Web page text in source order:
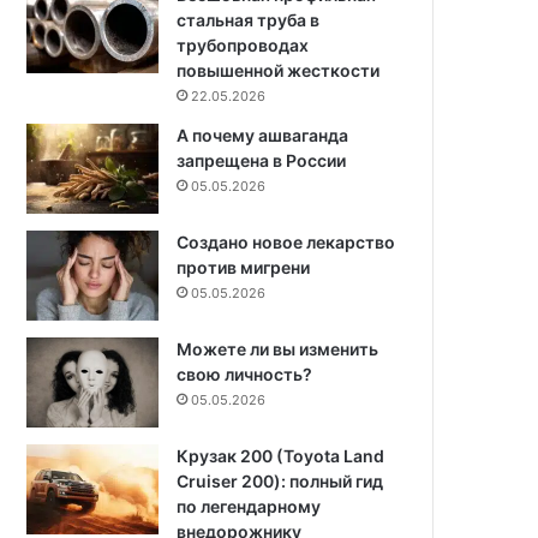
стальная труба в
трубопроводах
повышенной жесткости
22.05.2026
А почему ашваганда
запрещена в России
05.05.2026
Создано новое лекарство
против мигрени
05.05.2026
Можете ли вы изменить
свою личность?
05.05.2026
Крузак 200 (Toyota Land
Cruiser 200): полный гид
по легендарному
внедорожнику